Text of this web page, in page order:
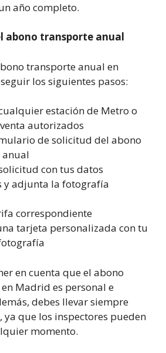
año completo.
abono transporte anual
transporte anual en
los siguientes pasos:
estación de Metro o
autorizados
de solicitud del abono
con tus datos
y adjunta la fotografía
correspondiente
tarjeta personalizada con tu
en cuenta que el abono
Madrid es personal e
debes llevar siempre
que los inspectores pueden
momento.